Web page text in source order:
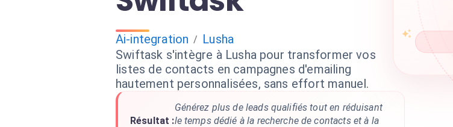
Ai-integration / Lusha
Swiftask s'intègre à Lusha pour transformer vos
listes de contacts en campagnes d'emailing
hautement personnalisées, sans effort manuel.
Résultat :
Générez plus de leads qualifiés tout en réduisant
le temps dédié à la recherche de contacts et à la